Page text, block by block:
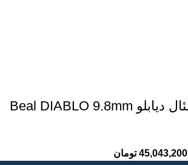
طناب دینامیک بئال دیابلو Beal DIABLO 9.8mm
45,043,200 تومان